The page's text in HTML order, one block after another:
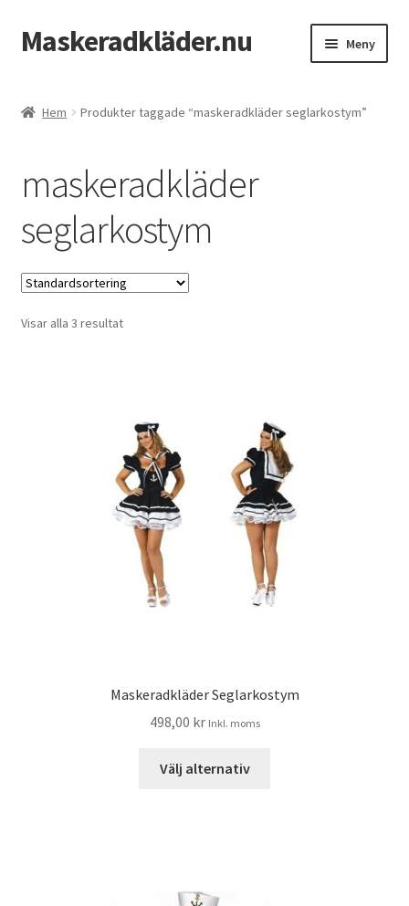
Hoppa
till
Hoppa
till
Maskeradkläder.nu Meny
Till kassan
Varukorg
Hem Produkter taggade “maskeradkläder seglarkostym”
maskeradkläder
seglarkostym
Visar alla 3 resultat
Maskeradkläder Seglarkostym
498,00 kr Inkl. moms
Välj alternativ